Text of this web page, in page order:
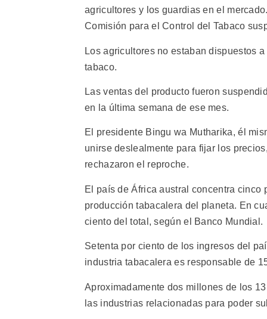
agricultores y los guardias en el
Comisión para el Control del Tabaco
Los agricultores no estaban dispuestos
tabaco.
Las ventas del producto fueron
en la última semana de ese mes.
El presidente Bingu wa Mutharika, él
unirse deslealmente para fijar los
rechazaron el reproche.
El país de África austral concentra cinco
producción tabacalera del planeta. En
ciento del total, según el Banco Mundial.
Setenta por ciento de los ingresos del
industria tabacalera es responsable de
Aproximadamente dos millones de los
las industrias relacionadas para poder